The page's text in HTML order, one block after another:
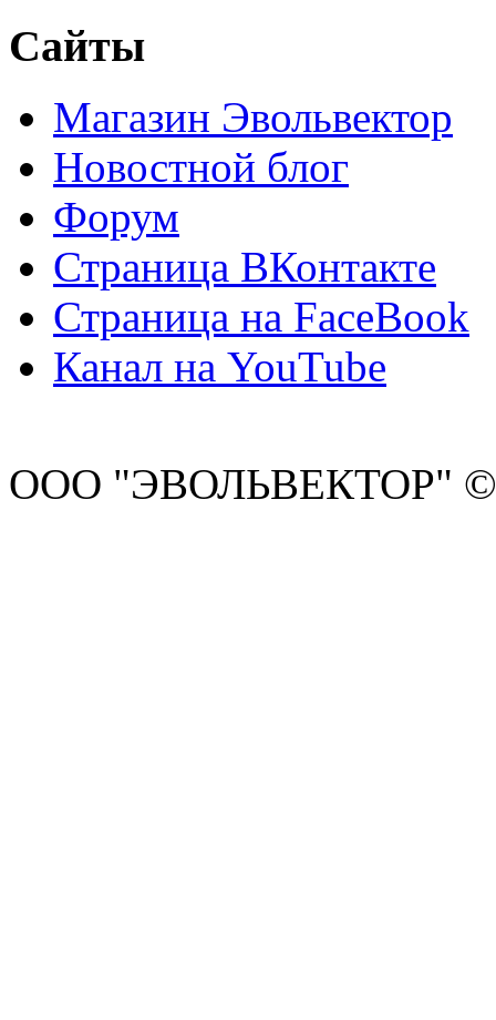
Сайты
Магазин Эвольвектор
Новостной блог
Форум
Страница ВКонтакте
Страница на FaceBook
Канал на YouTube
ООО "ЭВОЛЬВЕКТОР" ©